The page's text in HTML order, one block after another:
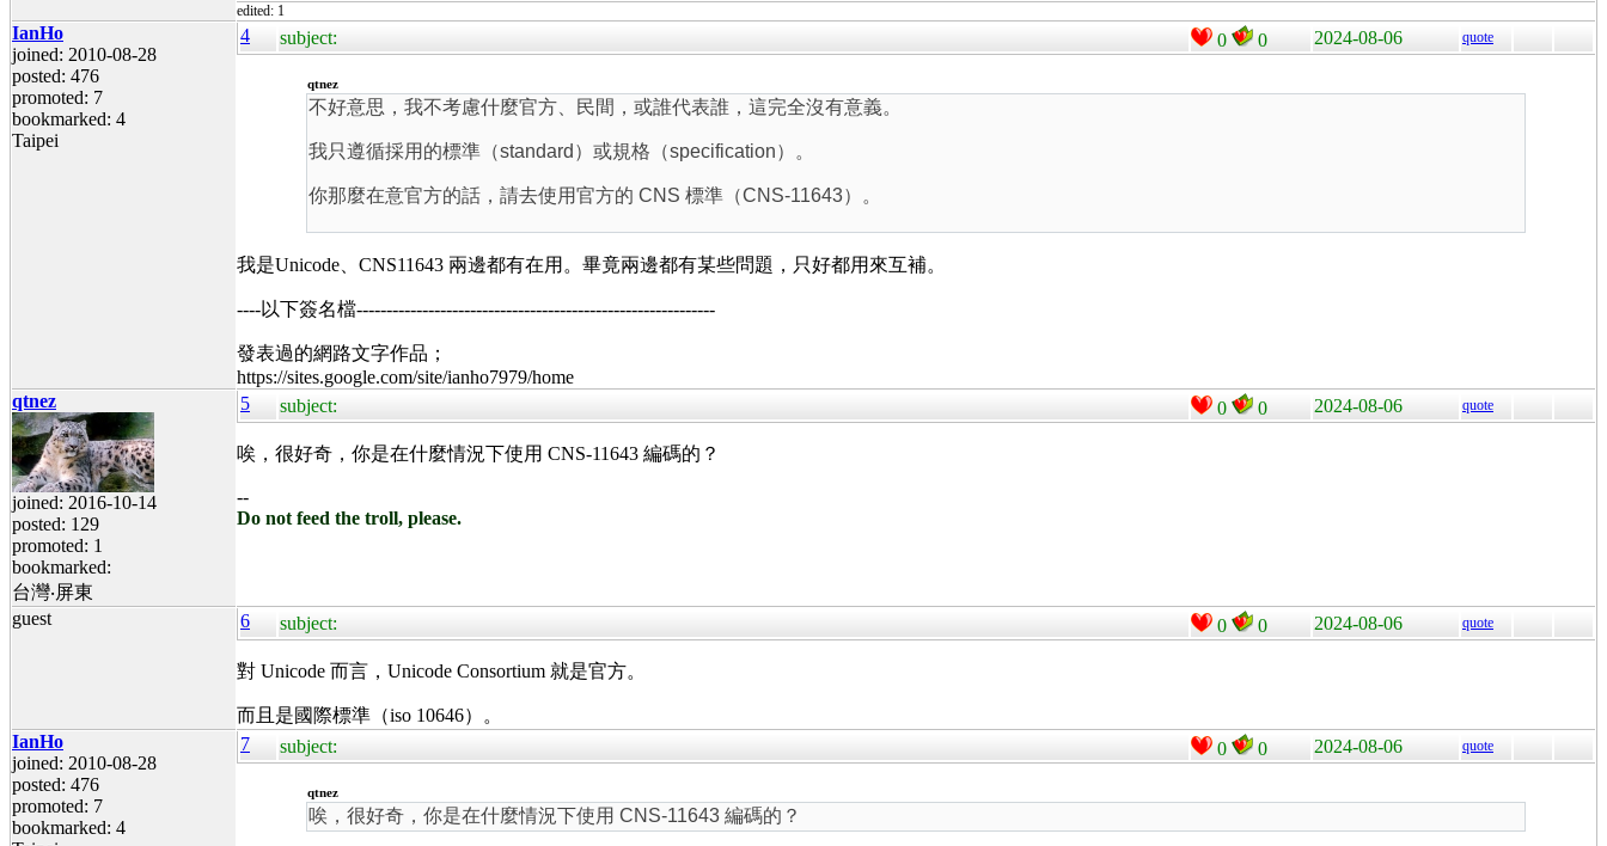
edited: 1
IanHo
joined: 2010-08-28
posted: 476
promoted: 7
bookmarked: 4
Taipei
4 subject: 0 0 2024-08-06 quote
qtnez
不好意思，我不考慮什麼官方、民間，或誰代表誰，這完全沒有意義。
我只遵循採用的標準（standard） 或規格（specification）。
你那麼在意官方的話，請去使用官方的 CNS 標準（CNS-11643）。
我是Unicode、CNS11643 兩邊都有在用。畢竟兩邊都有某些問題，只好都用來互補。
----以下簽名檔------------------------------------------------------------
發表過的網路文字作品；
https://sites.google.com/site/ianho7979/home
qtnez
joined: 2016-10-14
posted: 129
promoted: 1
bookmarked:
台灣‧屏東
5 subject: 0 0 2024-08-06 quote
唉，很好奇，你是在什麼情況下使用 CNS-11643 編碼的？
--
Do not feed the troll, please.
guest 6 subject: 0 0 2024-08-06 quote
對 Unicode 而言， Unicode Consortium 就是官方。
而且是國際標準（iso 10646）。
IanHo
joined: 2010-08-28
posted: 476
promoted: 7
bookmarked: 4
7 subject: 0 0 2024-08-06 quote
qtnez
唉，很好奇，你是在什麼情況下使用 CNS-11643 編碼的？